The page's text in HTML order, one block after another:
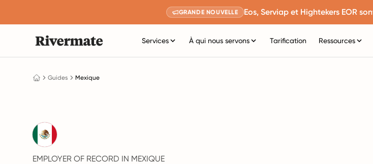
GRANDE NOUVELLE Eos, Serviap et Hightekers EOR
Services À qui nous servons Tarification Ressources
Guides Mexique
EMPLOYER OF RECORD IN MEXIQUE